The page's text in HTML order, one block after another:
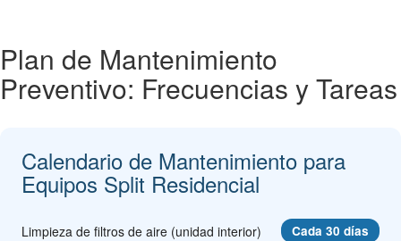
Plan de Mantenimiento
Preventivo: Frecuencias y Tareas
Calendario de Mantenimiento para
Equipos Split Residencial
Limpieza de filtros de aire (unidad interior) Cada 30 días